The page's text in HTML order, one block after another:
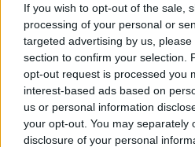
If you wish to opt-out of the sale,
processing of your personal or
targeted advertising by us,
section to confirm your selection.
opt-out request is processed you
interest-based ads based on
us or personal information
your opt-out. You may separately
disclosure of your personal
ΠΡΟΣΘΕΣΤΕ ΤΟ